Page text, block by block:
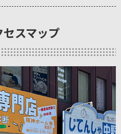
スマップ